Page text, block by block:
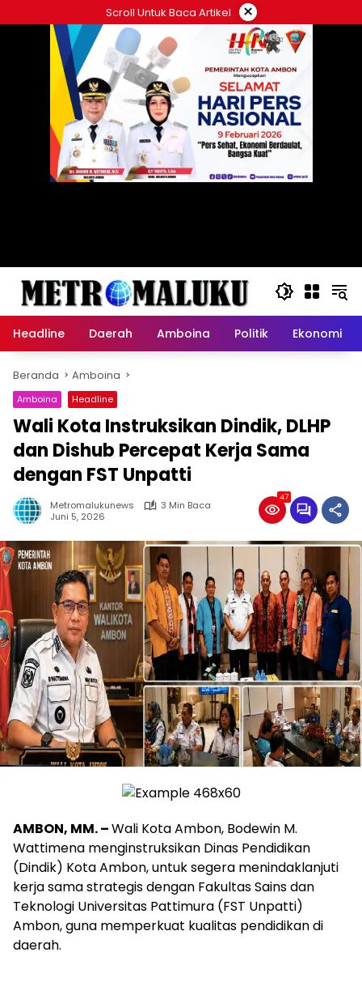
ke
Scroll Untuk Baca Artikel ×
Headline Daerah Amboina Politik Ekonomi
Beranda Amboina
Amboina Headline
Wali Kota Instruksikan Dindik, DLHP
dan Dishub Percepat Kerja Sama
dengan FST Unpatti
Metromalukunews
3 Min Baca
Juni 5, 2026
47
AMBON, MM. –Wali Kota Ambon, Bodewin M.
Wattimena menginstruksikan Dinas Pendidikan
(Dindik) Kota Ambon, untuk segera menindaklanjuti
kerja sama strategis dengan Fakultas Sains dan
Teknologi Universitas Pattimura (FST Unpatti)
Ambon, guna memperkuat kualitas pendidikan di
daerah.